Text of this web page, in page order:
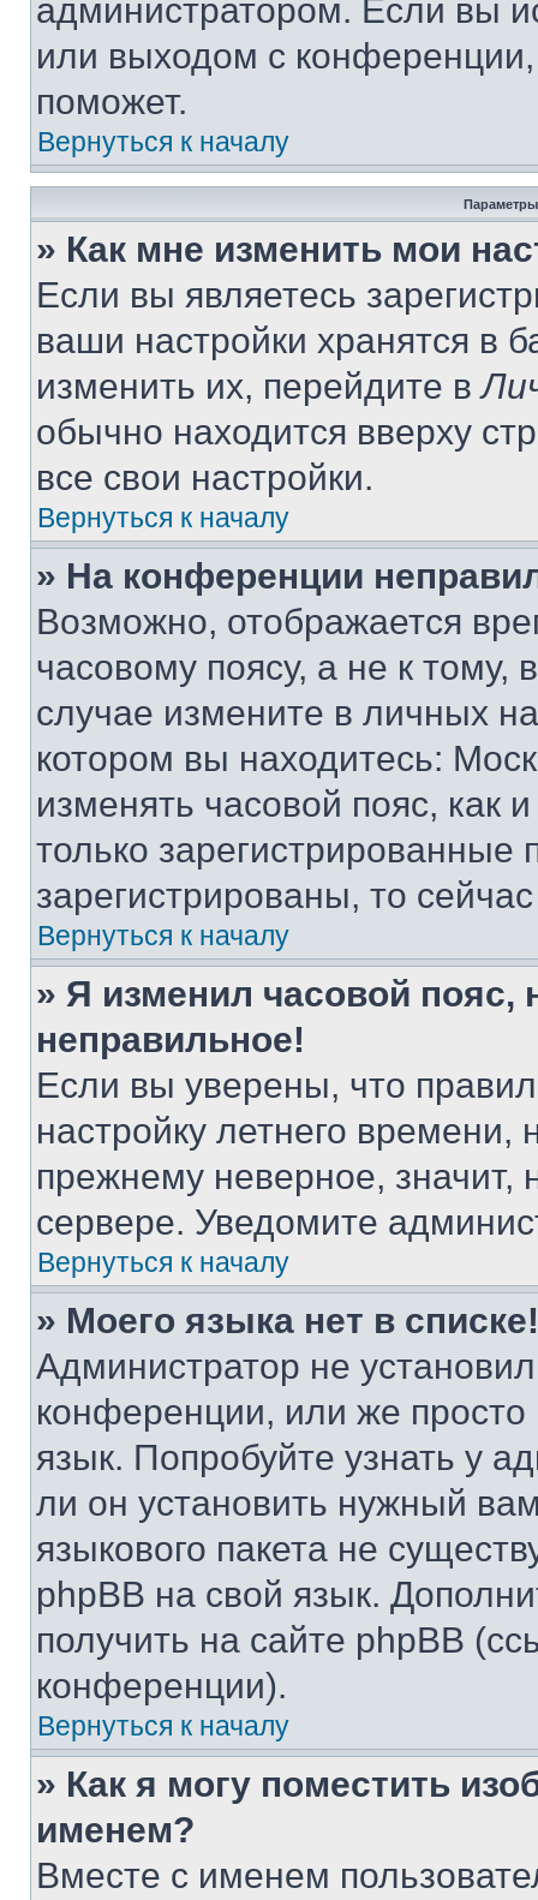
администратором. Если вы
или выходом с
поможет.
Вернуться к началу
Параметры
» Как мне изменить мои
Если вы являетесь
ваши настройки хранятся в
изменить их, перейдите в
обычно находится вверху
все свои настройки.
Вернуться к началу
» На конференции
Возможно, отображается
часовому поясу, а не к тому,
случае измените в личных
котором вы находитесь:
изменять часовой пояс, как
только
зарегистрированы, то
Вернуться к началу
» Я изменил часовой пояс,
неправильное!
Если вы уверены, что
настройку летнего
прежнему неверное, значит,
сервере. Уведомите
Вернуться к началу
» Моего языка нет в списке!
Администратор не
конференции, или же
язык. Попробуйте узнать у
ли он установить нужный
языкового пакета не
phpBB на свой язык.
получить на сайте phpBB
конференции).
Вернуться к началу
» Как я могу поместить
именем?
Вместе с именем